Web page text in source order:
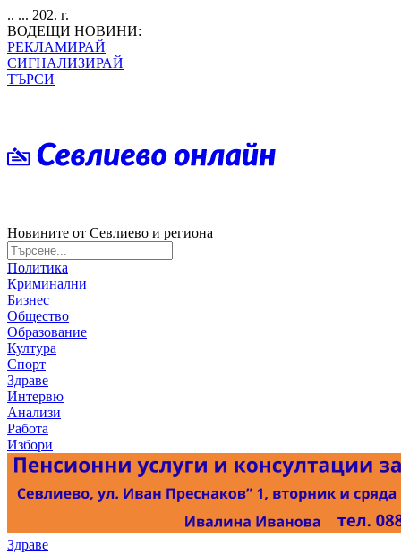
.. ... 202. г.
ВОДЕЩИ НОВИНИ:
РЕКЛАМИРАЙ
СИГНАЛИЗИРАЙ
ТЪРСИ
Новините от Севлиево и региона
Политика
Криминални
Бизнес
Общество
Образование
Култура
Спорт
Здраве
Интервю
Анализи
Работа
Избори
Здраве